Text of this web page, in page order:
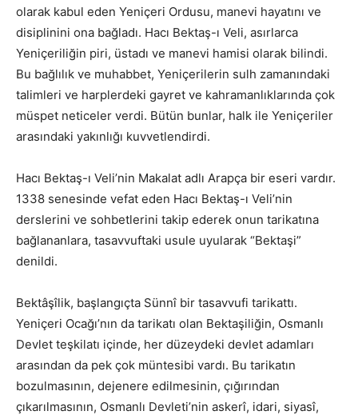
olarak kabul eden Yeniçeri Ordusu, manevi hayatını ve
disiplinini ona bağladı. Hacı Bektaş-ı Veli, asırlarca
Yeniçeriliğin piri, üstadı ve manevi hamisi olarak bilindi.
Bu bağlılık ve muhabbet, Yeniçerilerin sulh zamanındaki
talimleri ve harplerdeki gayret ve kahramanlıklarında çok
müspet neticeler verdi. Bütün bunlar, halk ile Yeniçeriler
arasındaki yakınlığı kuvvetlendirdi.
Hacı Bektaş-ı Veli’nin Makalat adlı Arapça bir eseri vardır.
1338 senesinde vefat eden Hacı Bektaş-ı Veli’nin
derslerini ve sohbetlerini takip ederek onun tarikatına
bağlananlara, tasavvuftaki usule uyularak “Bektaşi”
denildi.
Bektâşîlik, başlangıçta Sünnî bir tasavvufi tarikattı.
Yeniçeri Ocağı’nın da tarikatı olan Bektaşiliğin, Osmanlı
Devlet teşkilatı içinde, her düzeydeki devlet adamları
arasından da pek çok müntesibi vardı. Bu tarikatın
bozulmasının, dejenere edilmesinin, çığırından
çıkarılmasının, Osmanlı Devleti’nin askerî, idari, siyasî,